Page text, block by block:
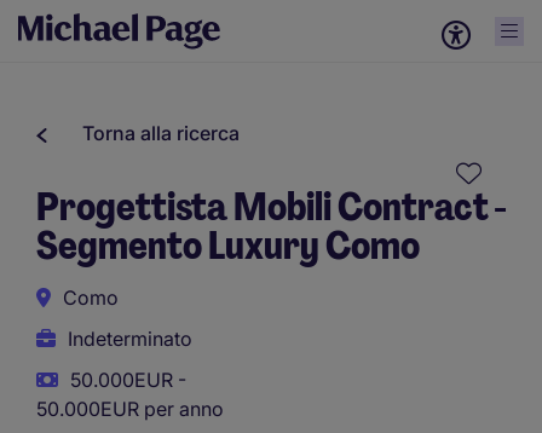
Torna alla ricerca
Progettista Mobili Contract -
Segmento Luxury Como
Como
Indeterminato
50.000EUR -
50.000EUR per anno